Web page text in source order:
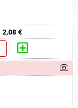
2,08 €